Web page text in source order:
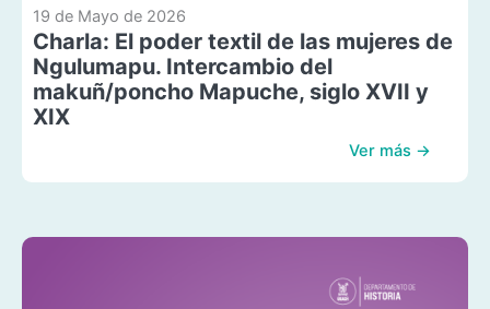
19 de Mayo de 2026
Charla: El poder textil de las mujeres de
Ngulumapu. Intercambio del
makuñ/poncho Mapuche, siglo XVII y
XIX
Ver más →